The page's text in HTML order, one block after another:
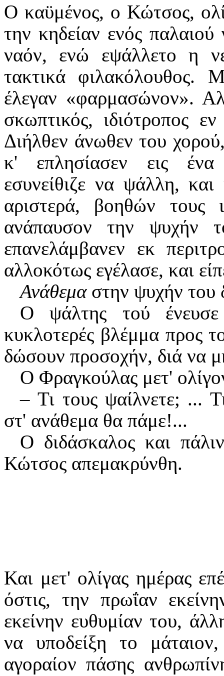
Ο καϋμένος, ο Κώτσος,
την κηδείαν ενός παλαιού
ναόν, ενώ εψάλλετο η
τακτικά φιλακόλουθος.
έλεγαν «φαρμασώνον».
σκωπτικός, ιδιότροπος
Διήλθεν άνωθεν του
κ' επλησίασεν εις ένα
εσυνείθιζε να ψάλλη,
αριστερά, βοηθών τους
ανάπαυσον την ψυχήν
επανελάμβανεν εκ
αλλοκότως εγέλασε, και
Ανάθεμα στην ψυχήν του
Ο ψάλτης τού
κυκλοτερές βλέμμα προς
δώσουν προσοχήν, διά να
Ο Φραγκούλας μετ'
– Τι τους ψαίλνετε; ...
στ' ανάθεμα θα πάμε!...
Ο διδάσκαλος και
Κώτσος απεμακρύνθη.
Και μετ' ολίγας ημέρας
όστις, την πρωΐαν
εκείνην ευθυμίαν του,
να υποδείξη το
αγοραίον πάσης